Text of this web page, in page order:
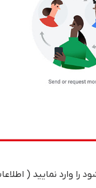
وارد نمایید (